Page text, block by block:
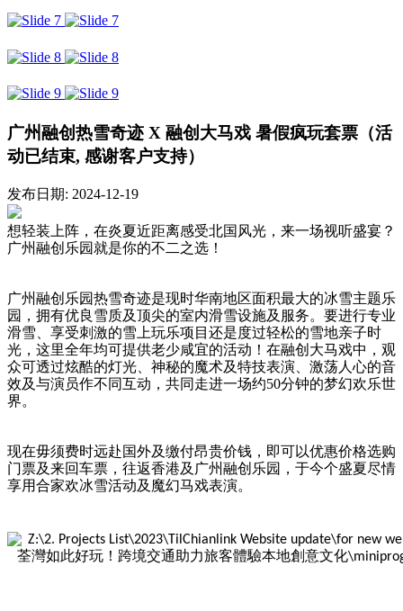
广州融创热雪奇迹 X 融创大马戏 暑假疯玩套票（活
动已结束, 感谢客户支持）
发布日期: 2024-12-19
想轻装上阵，在炎夏近距离感受北国风光，来一场视听盛宴？
广州融创乐园就是你的不二之选！
广州融创乐园热雪奇迹是现时华南地区面积最大的冰雪主题乐
园，拥有优良雪质及顶尖的室内滑雪设施及服务。要进行专业
滑雪、享受刺激的雪上玩乐项目还是度过轻松的雪地亲子时
光，这里全年均可提供老少咸宜的活动！在融创大马戏中，观
众可透过炫酷的灯光、神秘的魔术及特技表演、激荡人心的音
效及与演员作不同互动，共同走进一场约50分钟的梦幻欢乐世
界。
现在毋须费时远赴国外及缴付昂贵价钱，即可以优惠价格选购
门票及来回车票，往返香港及广州融创乐园，于今个盛夏尽情
享用合家欢冰雪活动及魔幻马戏表演。